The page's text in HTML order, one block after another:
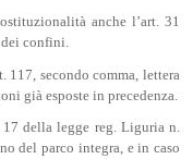
anche l’art. 31
confini.
secondo comma, lettera
già esposte in precedenza.
17 della legge reg. Liguria n.
del parco integra, e in caso